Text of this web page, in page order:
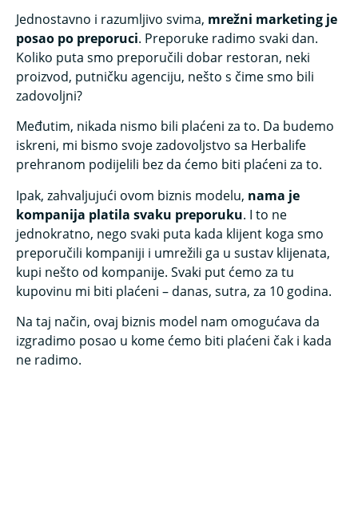
Jednostavno i razumljivo svima, mrežni marketing je
posao po preporuci. Preporuke radimo svaki dan.
Koliko puta smo preporučili dobar restoran, neki
proizvod, putničku agenciju, nešto s čime smo bili
zadovoljni?
Međutim, nikada nismo bili plaćeni za to. Da budemo
iskreni, mi bismo svoje zadovoljstvo sa Herbalife
prehranom podijelili bez da ćemo biti plaćeni za to.
Ipak, zahvaljujući ovom biznis modelu, nama je
kompanija platila svaku preporuku. I to ne
jednokratno, nego svaki puta kada klijent koga smo
preporučili kompaniji i umrežili ga u sustav klijenata,
kupi nešto od kompanije. Svaki put ćemo za tu
kupovinu mi biti plaćeni – danas, sutra, za 10 godina.
Na taj način, ovaj biznis model nam omogućava da
izgradimo posao u kome ćemo biti plaćeni čak i kada
ne radimo.